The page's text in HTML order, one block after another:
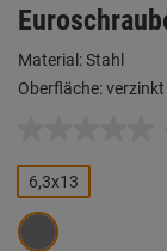
Material: Stahl
Oberfläche: verzinkt
6,3x13